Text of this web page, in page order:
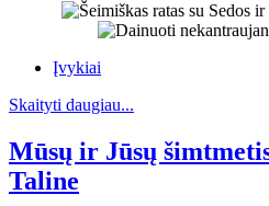
Įvykiai
Skaityti daugiau...
Mūsų ir Jūsų
Taline